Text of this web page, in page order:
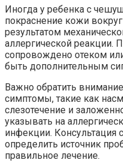
Иногда у ребенка с
покраснение кожи
результатом
аллергической реакции.
сопровождено отеком
быть дополнительным
Важно обратить
симптомы, такие как
слезотечение и
указывать на
инфекции. Консультация
определить источник
правильное лечение.